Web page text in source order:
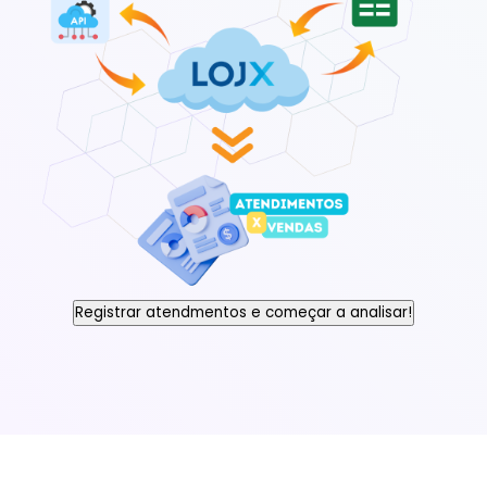
Registrar atendmentos e começar a analisar!